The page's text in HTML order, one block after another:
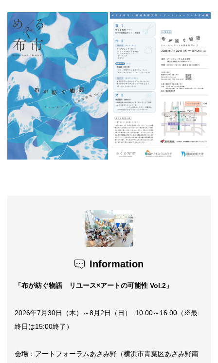
Information
「布が紡ぐ物語 リユース×アートの可能性 Vol.2」
2026年7月30日（木）～8月2日（日） 10:00～16:00（※最
終日は15:00終了）
会場：アートフォーラムあざみ野（横浜市青葉区あざみ野南